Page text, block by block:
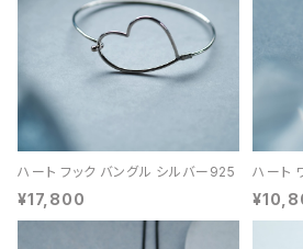
ハート フック バングル シルバー925
¥17,800
ハート